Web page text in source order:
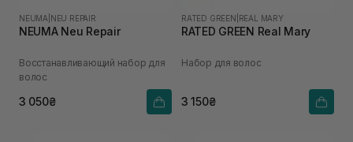
NEUMA NEU REPAIR
NEUMA Neu Repair
Восстанавливающий набор для
волос
3 050₴
RATED GREEN REAL MARY
RATED GREEN Real Mary
Набор для волос
3 150₴